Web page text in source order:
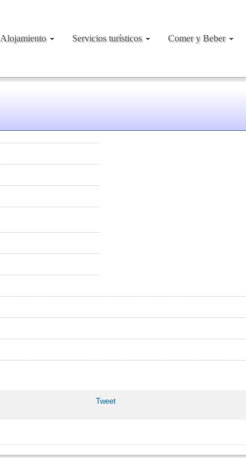
Alojamiento Servicios turísticos Comer y Beber
Tweet